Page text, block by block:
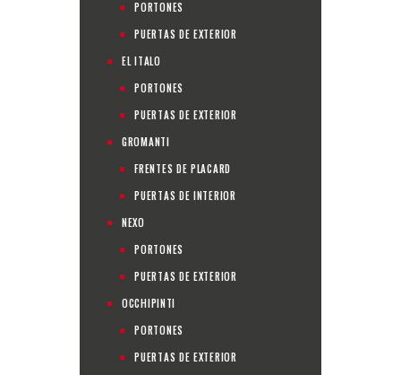
PORTONES
PUERTAS DE EXTERIOR
EL ITALO
PORTONES
PUERTAS DE EXTERIOR
GROMANTI
FRENTES DE PLACARD
PUERTAS DE INTERIOR
NEXO
PORTONES
PUERTAS DE EXTERIOR
OCCHIPINTI
PORTONES
PUERTAS DE EXTERIOR